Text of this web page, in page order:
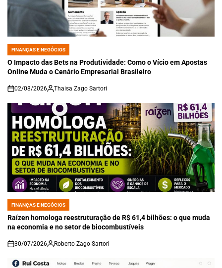
POSTED
IN
FINANÇAS E NEGÓCIOS
O Impacto das Bets na Produtividade: Como o Vício em Apostas
Online Muda o Cenário Empresarial Brasileiro
on
02/08/2026 Thaisa Zago Sartori
POSTED
IN
FINANÇAS E NEGÓCIOS
Raízen homologa reestruturação de R$ 61,4 bilhões: o que muda
na economia e no setor de biocombustíveis
on
30/07/2026 Roberto Zago Sartori